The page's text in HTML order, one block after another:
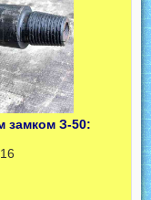
замком З-50: